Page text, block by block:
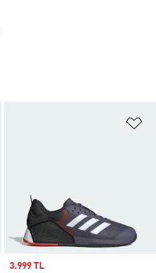
Sale price
3.999 TL